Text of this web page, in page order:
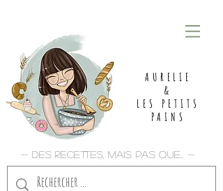
AURELIE
&
LES PETITS
PAINS
- Des recettes, mais pas que... -